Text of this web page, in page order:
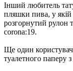
Інший любитель
пляшки пива, у
розгорнутий рулон
corona:19.
Ще один користувач
туалетного паперу